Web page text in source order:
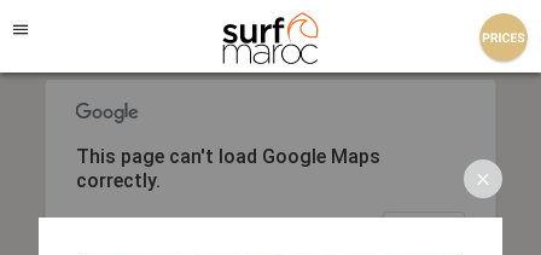
This page can't load Google Maps
correctly.